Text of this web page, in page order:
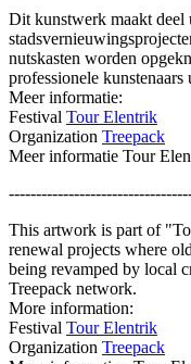
Dit kunstwerk maakt
nutskasten worden
professionele
Meer informatie:
Festival Tour Elentrik
Organization Treepack
Meer informatie Tour
This artwork is part of
renewal projects where
being revamped by local
Treepack network.
More information:
Festival Tour Elentrik
Organization Treepack